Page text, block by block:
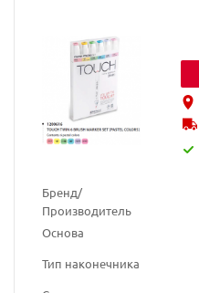
Бренд/
Производитель
Основа
Тип наконечника